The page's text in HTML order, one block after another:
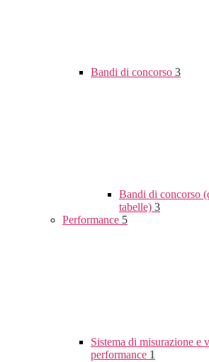
Bandi di concorso 3
Bandi di concorso
tabelle) 3
Performance 5
Sistema di misurazione e
performance 1